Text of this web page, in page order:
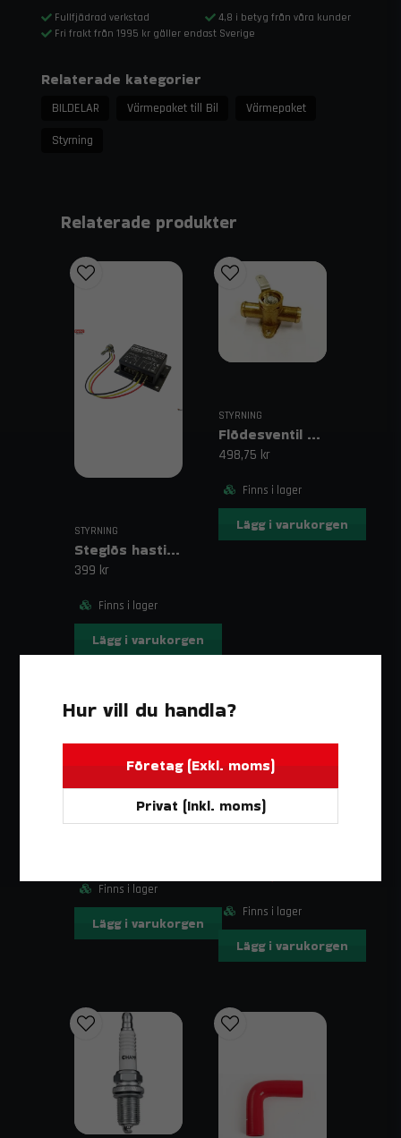
Fullfjädrad verkstad
4,8 i betyg från våra kunder
Fri frakt från 1995 kr gäller endast Sverige
Relaterade kategorier
BILDELAR Värmepaket till Bil
Värmepaket
Styrning
Relaterade produkter
STYRNING
Steglös hastighetsstyrning 9–28V PWM-modulering
399 kr
Finns i lager
Lägg i varukorgen
STYRNING
Flödesventil för värmereglage
498,75 kr
Finns i lager
Lägg i varukorgen
Finns i lager
Lägg i varukorgen
Finns i lager
Lägg i varukorgen
Hur vill du handla?
Företag (Exkl. moms)
Privat (Inkl. moms)